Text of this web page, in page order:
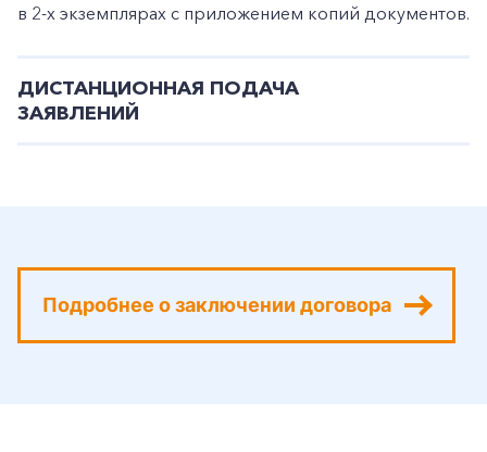
в 2-х экземплярах с приложением копий документов.
ДИСТАНЦИОННАЯ ПОДАЧА
ЗАЯВЛЕНИЙ
Подробнее о заключении договора